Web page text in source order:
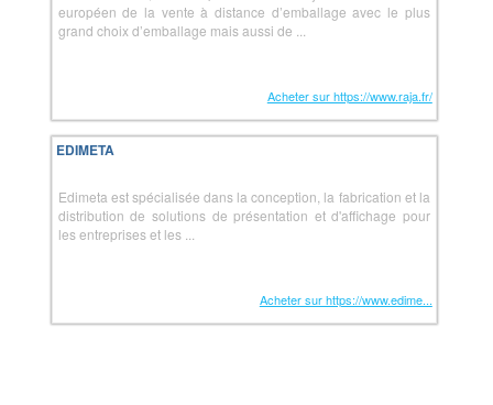
européen de la vente à distance d’emballage avec le plus
grand choix d’emballage mais aussi de ...
Acheter sur https://www.raja.fr/
EDIMETA
Edimeta est spécialisée dans la conception, la fabrication et la
distribution de solutions de présentation et d'affichage pour
les entreprises et les ...
Acheter sur https://www.edime...